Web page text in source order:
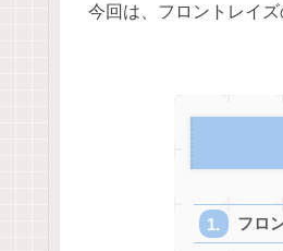
今回は、フロントレイ
フロ